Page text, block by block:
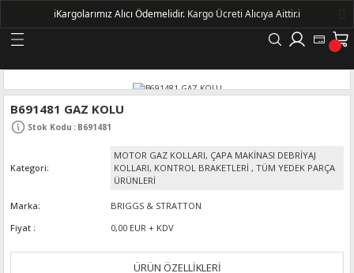
Geri Dön
B691481 GAZ KOLU
Stok Kodu : B691481
Kategori
MOTOR GAZ KOLLARI, ÇAPA MAKİNASI DEBRİYAJ
KOLLARI, KONTROL BRAKETLERİ , TÜM YEDEK PARÇA
ÜRÜNLERİ
Marka
BRIGGS & STRATTON
Fiyat
0,00 EUR + KDV
ÜRÜN ÖZELLİKLERİ
ℹ️Kargolarımız Alıcı Ödemelidir. Kargo Ücreti Alıcıya Aittir.ℹ️